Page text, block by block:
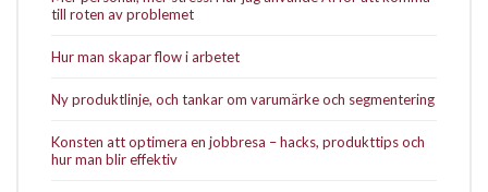
till roten av problemet
Hur man skapar flow i arbetet
Ny produktlinje, och tankar om varumärke och segmentering
Konsten att optimera en jobbresa – hacks, produkttips och
hur man blir effektiv